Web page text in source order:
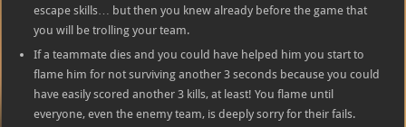
escape skills… but then you knew already before the game that
you will be trolling your team.
If a teammate dies and you could have helped him you start to
flame him for not surviving another 3 seconds because you could
have easily scored another 3 kills, at least! You flame until
everyone, even the enemy team, is deeply sorry for their fails.